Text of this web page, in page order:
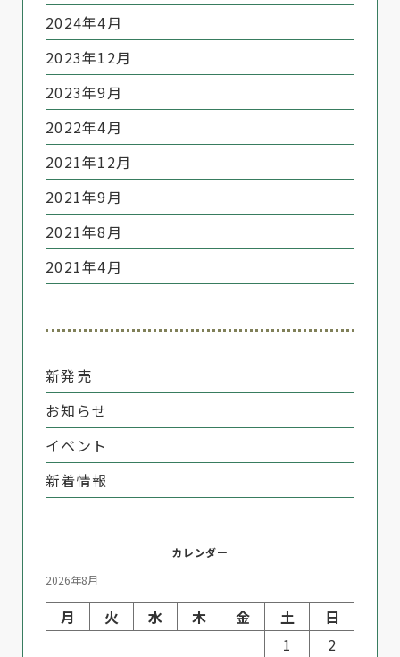
2024年4月
2023年12月
2023年9月
2022年4月
2021年12月
2021年9月
2021年8月
2021年4月
新発売
お知らせ
イベント
新着情報
カレンダー
2026年8月
月 火 水 木 金 土
日
1
2